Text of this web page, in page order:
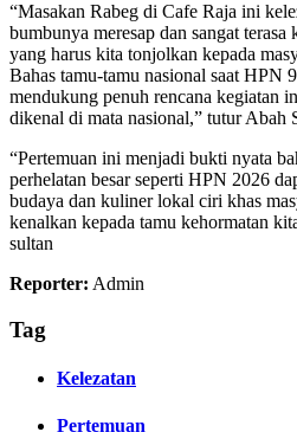
“Masakan Rabeg di Cafe Raja ini
bumbunya meresap dan sangat
yang harus kita tonjolkan kepada
Bahas tamu-tamu nasional saat HPN
mendukung penuh rencana kegiatan
dikenal di mata nasional,” tutur Abah
“Pertemuan ini menjadi bukti nyata
perhelatan besar seperti HPN 2026
budaya dan kuliner lokal ciri khas
kenalkan kepada tamu kehormatan
sultan
Reporter: Admin
Tag
Kelezatan
Pertemuan